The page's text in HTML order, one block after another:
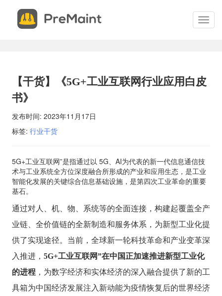
切
换
【干货】《5G+工业互联网行业应用白皮
书》
发布时间: 2023年11月17日
标签: 行业干货
5G+工业互联网”是指通过以 5G、AI为代表的新一代信息通信技
术与工业系统全方位深度融合所形成的产业和应用生态，是工业
智能化发展的关键综合信息基础设施，是第四次工业革命的重要
基石。
通过对人、机、物、系统等的全面连接，构建起覆盖全产
业链、全价值链的全新制造和服务体系，为新型工业化提
供了实现途径。当前，全球新一轮科技革命和产业变革深
入推进， 5G+工业互联网”在中国正加速推进新型工业化
的进程 ，为数字经济和实体经济的深入融合提供了新的工
具箱为中国经济发展注入新动能为疫情恢复后的世界经济
申
请
试
关
闭
安排您的现场演示。
*联系电话
*电子邮件
*公司名称